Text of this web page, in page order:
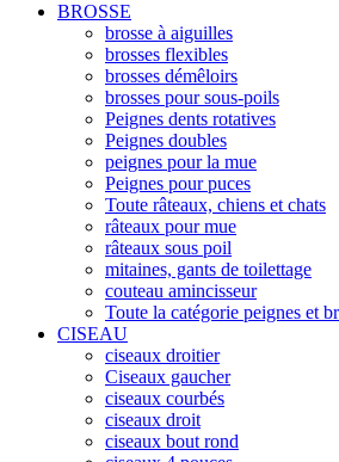
BROSSE
brosse à aiguilles
brosses flexibles
brosses démêloirs
brosses pour sous-poils
Peignes dents rotatives
Peignes doubles
peignes pour la mue
Peignes pour puces
Toute râteaux, chiens et chats
râteaux pour mue
râteaux sous poil
mitaines, gants de toilettage
couteau amincisseur
Toute la catégorie peignes et
CISEAU
ciseaux droitier
Ciseaux gaucher
ciseaux courbés
ciseaux droit
ciseaux bout rond